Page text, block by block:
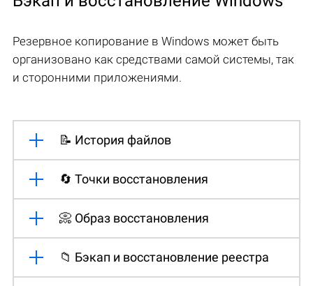
Резервное копирование в Windows может быть
организовано как средствами самой системы, так
и сторонними приложениями.
📝 История файлов
🔄 Точки восстановления
📀 Образ восстановления
📁 Бэкап и восстановление реестра